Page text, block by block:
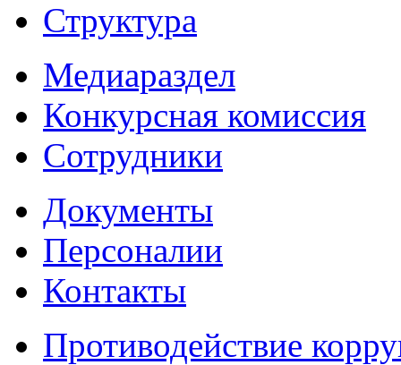
Структура
Медиараздел
Конкурсная комиссия
Сотрудники
Документы
Персоналии
Контакты
Противодействие